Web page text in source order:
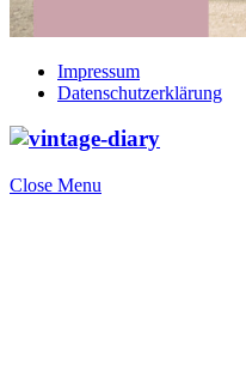
Impressum
Datenschutzerklärung
Close Menu